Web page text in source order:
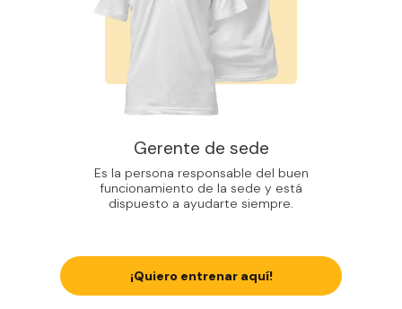
Gerente de sede
Es la persona responsable del buen
funcionamiento de la sede y está
dispuesto a ayudarte siempre.
¡Quiero entrenar aquí!